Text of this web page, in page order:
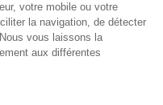
votre mobile ou votre
la navigation, de détecter
vous laissons la
aux différentes
Instagram